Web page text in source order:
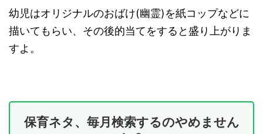
幼児はオリジナルのおばけ(幽霊)を紙コップなどに
描いてもらい、その後的当てをすると盛り上がりま
すよ。
保育ネタ、毎月検索するのやめません